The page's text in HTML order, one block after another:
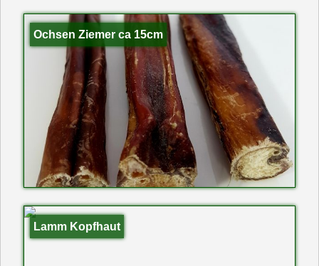
Ochsen Ziemer ca 15cm
Lamm Kopfhaut